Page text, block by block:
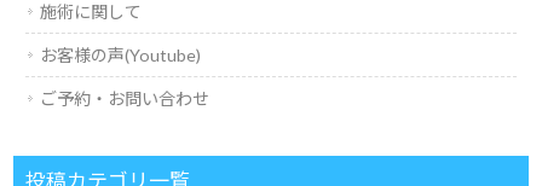
施術に関して
お客様の声(Youtube)
ご予約・お問い合わせ
投稿カテゴリ一覧